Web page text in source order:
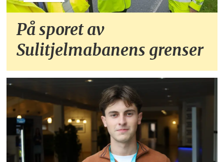
På sporet av
Sulitjelmabanens grenser